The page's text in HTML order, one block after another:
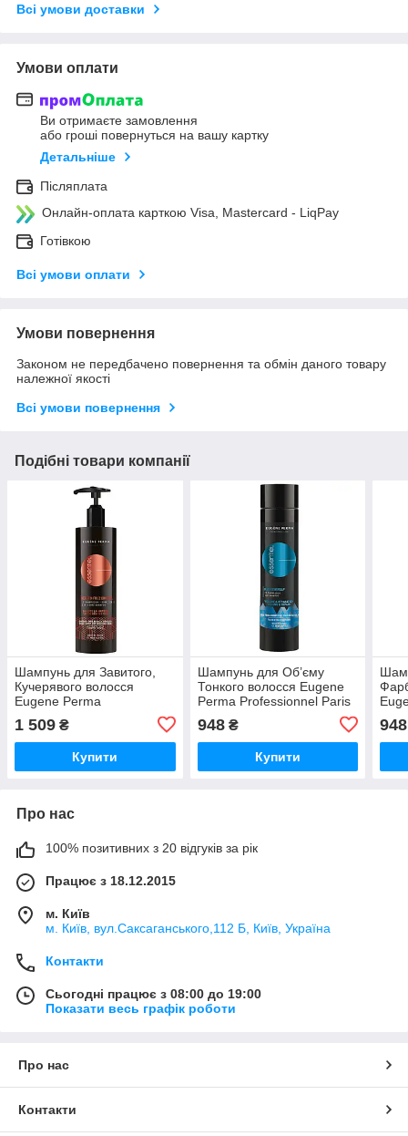
Всі умови доставки
Умови оплати
Ви отримаєте замовлення
або гроші повернуться на вашу картку
Детальніше
Післяплата
Онлайн-оплата карткою Visa, Mastercard - LiqPay
Готівкою
Всі умови оплати
Умови повернення
Законом не передбачено повернення та обмін даного товару
належної якості
Всі умови повернення
Подібні товари компанії
Шампунь для Завитого,
Кучерявого волосся
Eugene Perma
Essentiel Keratin Frizz
Control 100 мл, 400 мл,
1 509 ₴
Купити
Шампунь для Об’єму
Тонкого волосся Eugene
Perma Professionnel Paris
Essentiel Keratin Pulp 250
мл, 1000 мл
948₴
Купити
мл,
948
Про нас
100% позитивних з 20 відгуків за рік
Працює з 18.12.2015
м. Київ
м. Київ, вул.Саксаганського,112 Б, Київ, Україна
Контакти
Сьогодні працює з 08:00 до 19:00
Показати весь графік роботи
Про нас
Контакти